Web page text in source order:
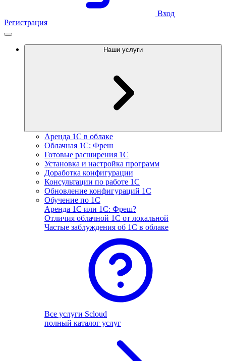
Вход
Регистрация
Наши услуги
Аренда 1С в облаке
Облачная 1С: Фреш
Готовые расширения 1С
Установка и настройка программ
Доработка конфигурации
Консультации по работе 1С
Обновление конфигураций 1С
Обучение по 1С
Аренда 1С или 1С: Фреш?
Отличия облачной 1С от локальной
Частые заблуждения об 1С в облаке
Все услуги Scloud
полный каталог услуг